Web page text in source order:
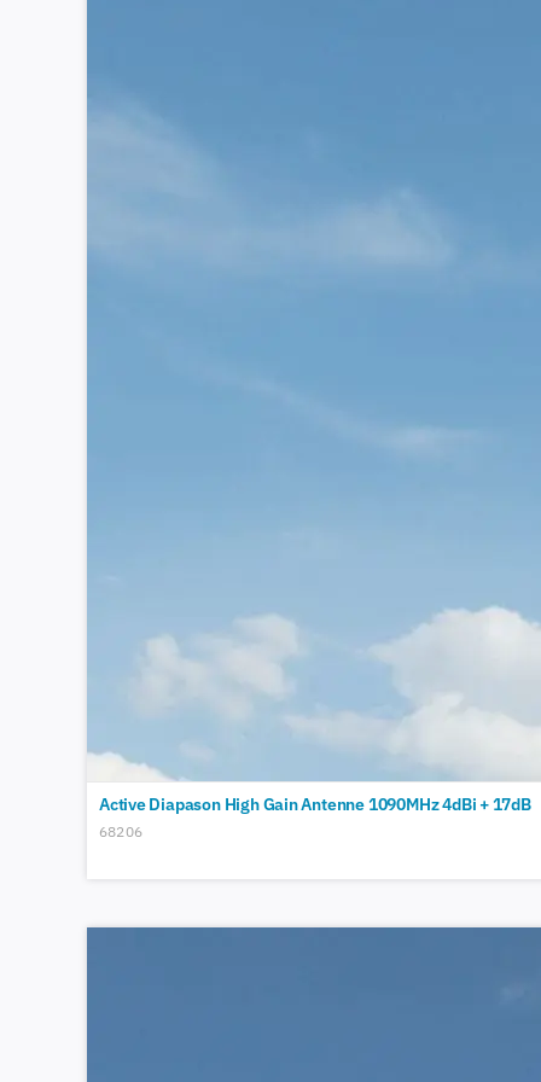
Active Diapason High Gain Antenne 1090MHz 4dBi + 17dB
68206